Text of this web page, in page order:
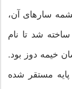
سارهای آن،
شد تا نام
خیمه دوز بود.
همانطور که گفتیم این آرامگاه بر 10 پایه مستقر شده